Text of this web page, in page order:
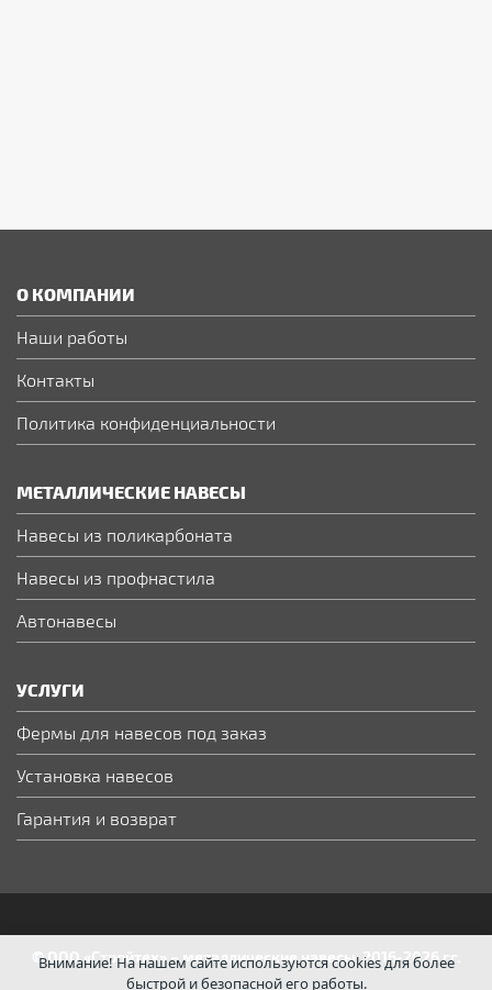
О КОМПАНИИ
Наши работы
Контакты
Политика конфиденциальности
МЕТАЛЛИЧЕСКИЕ НАВЕСЫ
Навесы из поликарбоната
Навесы из профнастила
Автонавесы
УСЛУГИ
Фермы для навесов под заказ
Установка навесов
Гарантия и возврат
© ООО «Стройтех» – металлические навесы, 2016-2026 гг.
Внимание! На нашем сайте используются cookies для более
быстрой и безопасной его работы.